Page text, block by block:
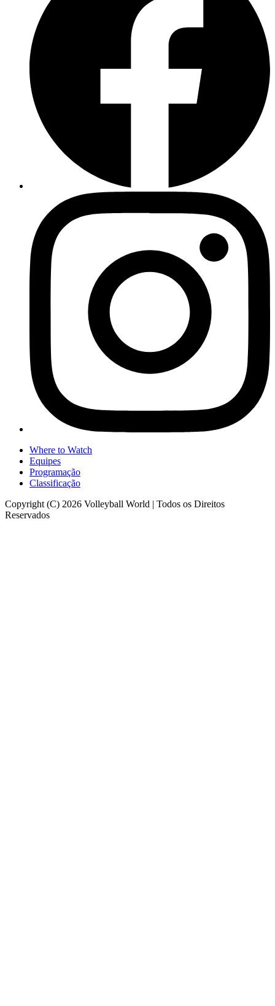
Where to Watch
Equipes
Programação
Classificação
Copyright (C) 2026 Volleyball World | Todos os Direitos
Reservados